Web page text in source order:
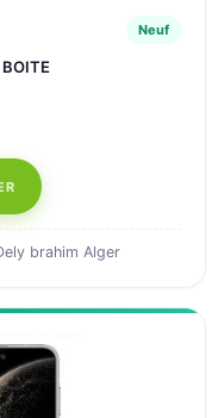
Neuf
brahim Alger